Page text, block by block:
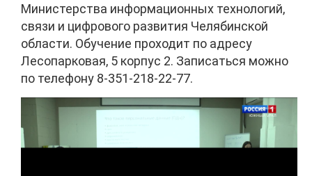
Министерства информационных технологий,
связи и цифрового развития Челябинской
области. Обучение проходит по адресу
Лесопарковая, 5 корпус 2. Записаться можно
по телефону 8-351-218-22-77.